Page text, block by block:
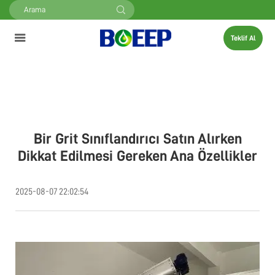
Teklif Al
Bir Grit Sınıflandırıcı Satın Alırken
Dikkat Edilmesi Gereken Ana Özellikler
2025-08-07 22:02:54